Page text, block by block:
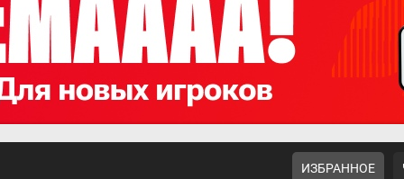
ИЗБРАННОЕ